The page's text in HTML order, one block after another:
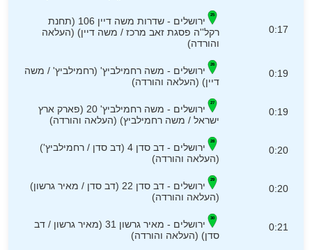
0:17
ירושלים - שדרות משה דיין 106 (תחנת
רקל''ה פסגת זאב מרכז / משה דיין) (העלאה
והורדה)
0:19
ירושלים - משה רחמילביץ' (רחמילביץ' / משה
דיין) (העלאה והורדה)
0:19
ירושלים - משה רחמילביץ' 20 (פארק ארץ
ישראל / משה רחמילביץ) (העלאה והורדה)
0:20
ירושלים - דב סדן 4 (דב סדן / רחמילביץ')
(העלאה והורדה)
0:20
ירושלים - דב סדן 22 (דב סדן / מאיר גרשון)
(העלאה והורדה)
0:21
ירושלים - מאיר גרשון 31 (מאיר גרשון / דב
סדן) (העלאה והורדה)